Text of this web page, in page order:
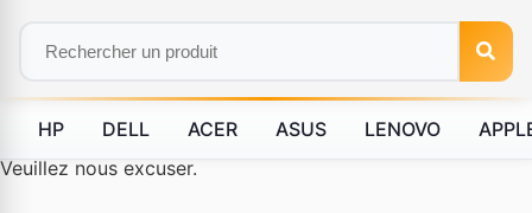
HP DELL ACER ASUS LENOVO
Le produit #BLD--12232 n'est plus disponible à la vente.
Veuillez nous excuser.